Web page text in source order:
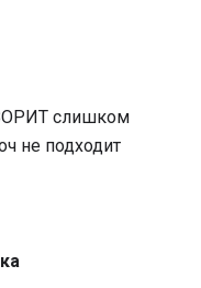
слишком
не подходит